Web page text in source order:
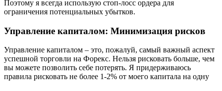
Поэтому я всегда использую стоп-лосс ордера для
ограничения потенциальных убытков.
Управление капиталом: Минимизация рисков
Управление капиталом – это, пожалуй, самый важный аспект
успешной торговли на Форекс. Нельзя рисковать больше, чем
вы можете позволить себе потерять. Я придерживаюсь
правила рисковать не более 1-2% от моего капитала на одну